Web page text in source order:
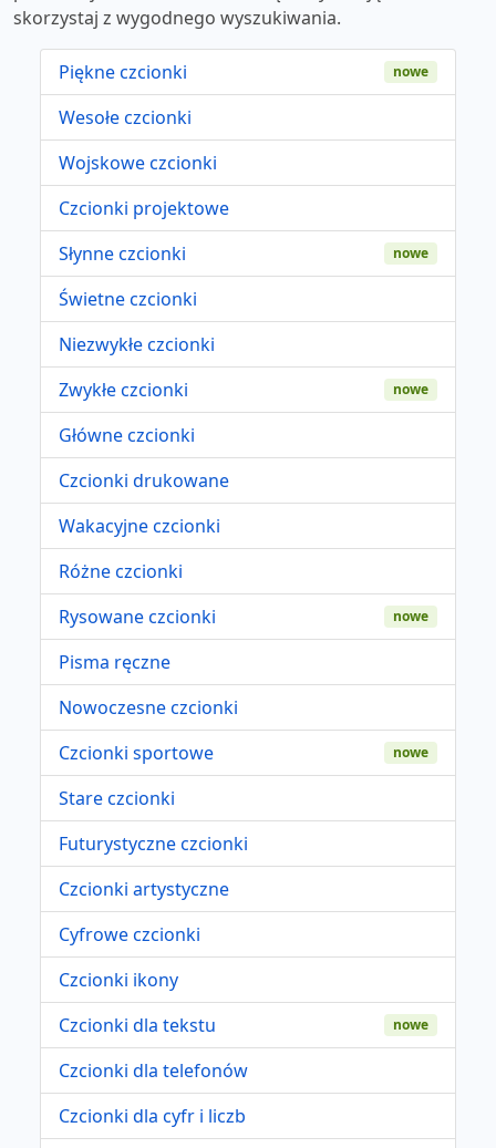
skorzystaj z wygodnego wyszukiwania.
Piękne czcionki nowe
Wesołe czcionki
Wojskowe czcionki
Czcionki projektowe
Słynne czcionki
nowe
Świetne czcionki
Niezwykłe czcionki
Zwykłe czcionki
nowe
Główne czcionki
Czcionki drukowane
Wakacyjne czcionki
Różne czcionki
Rysowane czcionki
nowe
Pisma ręczne
Nowoczesne czcionki
Czcionki sportowe
nowe
Stare czcionki
Futurystyczne czcionki
Czcionki artystyczne
Cyfrowe czcionki
Czcionki ikony
Czcionki dla tekstu
nowe
Czcionki dla telefonów
Czcionki dla cyfr i liczb